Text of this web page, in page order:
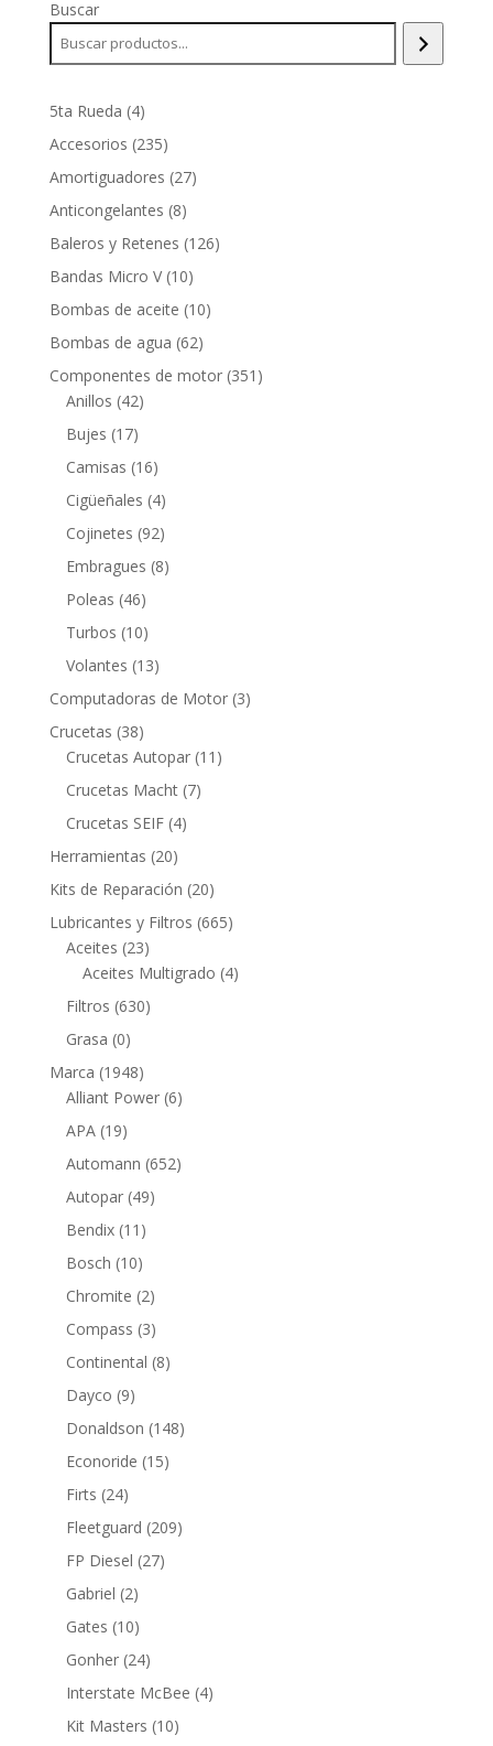
Buscar
5ta Rueda 44
productos
Accesorios 235235
productos
Amortiguadores 2727
Anticongelantes 88
productos
Baleros y Retenes 126126
Bandas Micro V 1010
productos
Bombas de aceite 1010
Bombas de agua 6262
productos
Componentes de motor 351 351
Anillos 4242
Bujes 1717
productos
Camisas 1616
productos
Cigüeñales 44
productos
Cojinetes 9292
productos
Embragues 88
Poleas 4646
productos
Turbos 1010
productos
Volantes 1313
productos
Computadoras de Motor 33
Crucetas 3838
productos
Crucetas Autopar 11 11
Crucetas Macht 77
Crucetas SEIF 44
Herramientas 2020
productos
Kits de Reparación 2020
productos
Lubricantes y Filtros 665665
Aceites 2323
productos
Aceites Multigrado 44
Filtros 630630
Grasa 00
productos
Marca 19481948
productos
Alliant Power 66
APA 1919
productos
Automann 652652
Autopar 4949
Bendix 11 11
productos
Bosch 1010
productos
Chromite 22
productos
Compass 33
productos
Continental 88
Dayco 99
productos
Donaldson 148148
Econoride 1515
Firts 2424
productos
Fleetguard 209209
FP Diesel 2727
Gabriel 22
productos
Gates 1010
productos
Gonher 2424
productos
Interstate McBee 44
Kit Masters 1010